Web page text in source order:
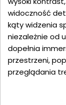
widoczność
kąty widzenia
niezależnie od
dopełnia
przestrzeni,
przeglądania